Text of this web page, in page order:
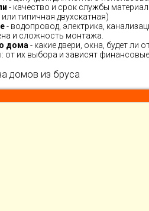
- качество и срок службы
типичная двухскатная)
- водопровод, электрика,
и сложность монтажа.
дома - какие двери, окна, будет
от их выбора и зависят
домов из бруса